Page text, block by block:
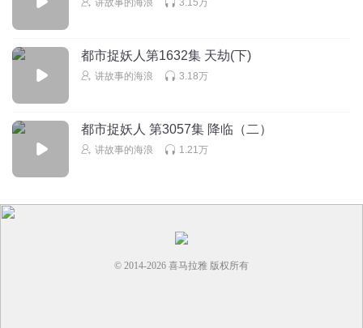
都市捉妖人第1632集 天劫(下)
讲故事的海浪 3.18万
都市捉妖人 第3057集 降临（二）
讲故事的海浪 1.21万
© 2014-2026 喜马拉雅 版权所有